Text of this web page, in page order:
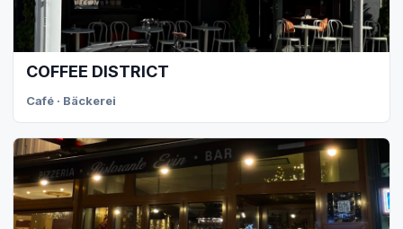
COFFEE DISTRICT
Café · Bäckerei